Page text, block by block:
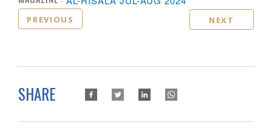
PREVIOUS NEXT
SHARE